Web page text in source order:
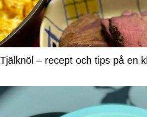
Tjälknöl – recept och tips på en